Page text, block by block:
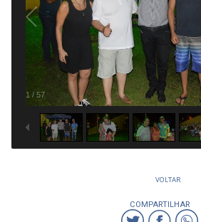
1 / 57
VOLTAR
COMPARTILHAR